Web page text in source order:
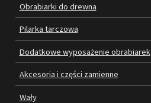
OBRABIARKI DO DREWNA
DODATKOWE WYPOSAŻENIE
OBRABIAREK
Obrabiarki do drewna
Pilarka tarczowa
Dodatkowe wyposażenie obrabiarek
Akcesoria i części zamienne
Wały